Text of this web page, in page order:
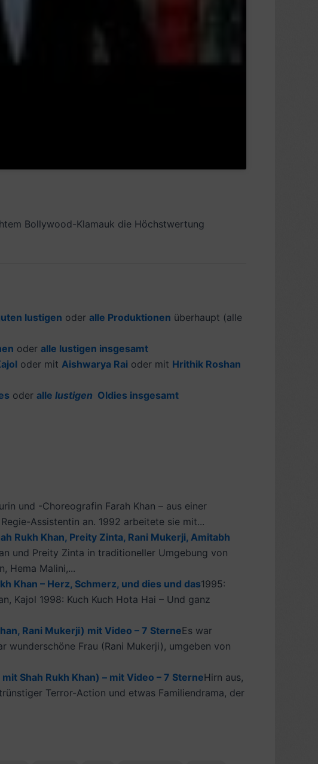
Bollywood-Klamauk die Höchstwertung
lustigen oder alle Produktionen überhaupt (alle
oder alle lustigen insgesamt
oder mit Aishwarya Rai oder mit Hrithik Roshan
oder alle lustigen Oldies insgesamt
und -Choreografin Farah Khan – aus einer
Assistentin an. 1992 arbeitete sie mit...
Rukh Khan, Preity Zinta, Rani Mukerji, Amitabh
und Preity Zinta in traditioneller Umgebung von
Hema Malini,...
Khan – Herz, Schmerz, und dies und das1995:
Kajol 1998: Kuch Kuch Hota Hai – Und ganz
Rani Mukerji) mit Video – 7 SterneEs war
wunderschöne Frau (Rani Mukerji), umgeben von
Shah Rukh Khan) – mit Video – 7 SterneHirn aus,
Terror-Action und etwas Familiendrama, der